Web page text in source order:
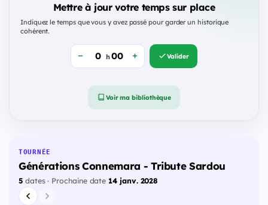
Mettre à jour votre temps sur place
Indiquez le temps que vous y avez passé pour garder un historique
cohérent.
h Valider
Voir ma bibliothèque
TOURNÉE
Générations Connemara - Tribute Sardou
5dates · Prochaine date 14 janv. 2028